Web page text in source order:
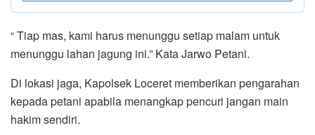
“ Tiap mas, kami harus menunggu setiap malam untuk
menunggu lahan jagung ini.” Kata Jarwo Petani.
Di lokasi jaga, Kapolsek Loceret memberikan pengarahan
kepada petani apabila menangkap pencuri jangan main
hakim sendiri.